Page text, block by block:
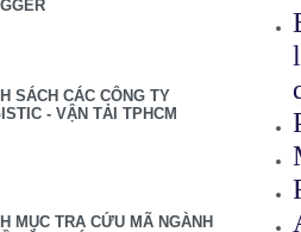
SÁCH CÁC CÔNG TY
- VẬN TẢI TPHCM
MỤC TRA CỨU MÃ NGÀNH
l